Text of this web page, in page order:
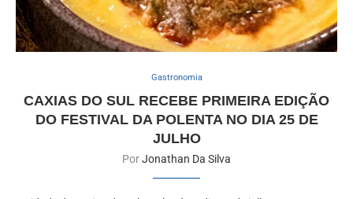
Gastronomia
CAXIAS DO SUL RECEBE PRIMEIRA EDIÇÃO
DO FESTIVAL DA POLENTA NO DIA 25 DE
JULHO
PorJonathan Da Silva